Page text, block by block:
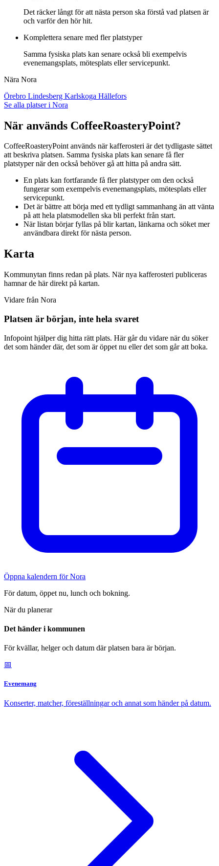
Det räcker långt för att nästa person ska förstå vad platsen är
och varför den hör hit.
Komplettera senare med fler platstyper
Samma fysiska plats kan senare också bli exempelvis
evenemangsplats, mötesplats eller servicepunkt.
Nära Nora
Örebro Lindesberg Karlskoga Hällefors
Se alla platser i Nora
När används CoffeeRoasteryPoint?
CoffeeRoasteryPoint används när kafferosteri är det tydligaste sättet
att beskriva platsen. Samma fysiska plats kan senare få fler
platstyper när den också behöver gå att hitta på andra sätt.
En plats kan fortfarande få fler platstyper om den också
fungerar som exempelvis evenemangsplats, mötesplats eller
servicepunkt.
Det är bättre att börja med ett tydligt sammanhang än att vänta
på att hela platsmodellen ska bli perfekt från start.
När listan börjar fyllas på blir kartan, länkarna och söket mer
användbara direkt för nästa person.
Karta
Kommunytan finns redan på plats. När nya kafferosteri publiceras
hamnar de här direkt på kartan.
Vidare från Nora
Platsen är början, inte hela svaret
Infopoint hjälper dig hitta rätt plats. Här går du vidare när du söker
det som händer där, det som är öppet nu eller det som går att boka.
Öppna kalendern för Nora
För datum, öppet nu, lunch och bokning.
När du planerar
Det händer i kommunen
För kvällar, helger och datum där platsen bara är början.
📅
Evenemang
Konserter, matcher, föreställningar och annat som händer på datum.